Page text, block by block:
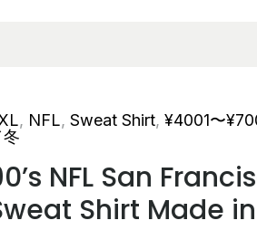
, NFL, Sweat Shirt, ¥4001〜
冬
NFL San
Shirt Made